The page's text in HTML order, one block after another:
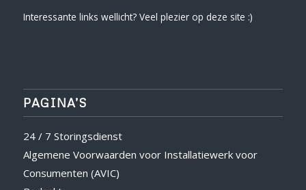
Interessante links wellicht? Veel plezier op deze site :)
PAGINA’S
24 / 7 Storingsdienst
Algemene Voorwaarden voor Installatiewerk voor
Consumenten (AVIC)